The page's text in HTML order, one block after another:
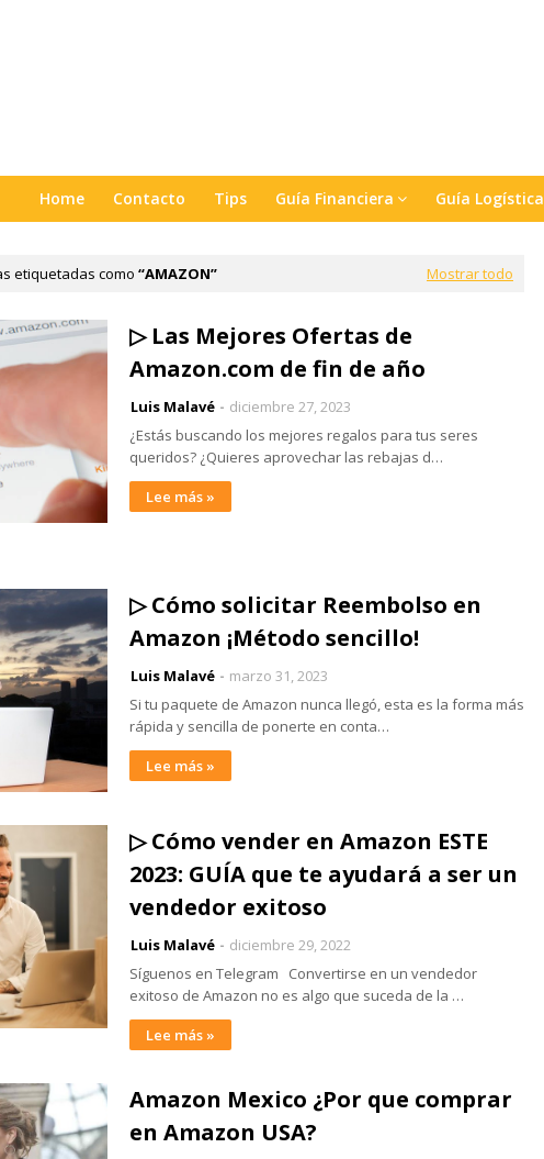
Home Contacto Tips Guía Financiera Guía Logística
etiquetadas como AMAZON Mostrar todo
▷ Las Mejores Ofertas de
Amazon.com de fin de año
Luis Malavé
diciembre 27, 2023
¿Estás buscando los mejores regalos para tus seres
queridos? ¿Quieres aprovechar las rebajas d…
Lee más »
▷ Cómo solicitar Reembolso en
Amazon ¡Método sencillo!
Luis Malavé
marzo 31, 2023
Si tu paquete de Amazon nunca llegó, esta es la forma más
rápida y sencilla de ponerte en conta…
Lee más »
▷ Cómo vender en Amazon ESTE
2023: GUÍA que te ayudará a ser un
vendedor exitoso
Luis Malavé
diciembre 29, 2022
Síguenos en Telegram Convertirse en un vendedor
exitoso de Amazon no es algo que suceda de la …
Lee más »
Amazon Mexico ¿Por que comprar
en Amazon USA?